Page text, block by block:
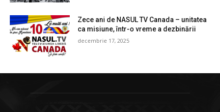
Zece ani de NASUL TV Canada – unitatea
ca misiune, într-o vreme a dezbinării
decembrie 17, 2025